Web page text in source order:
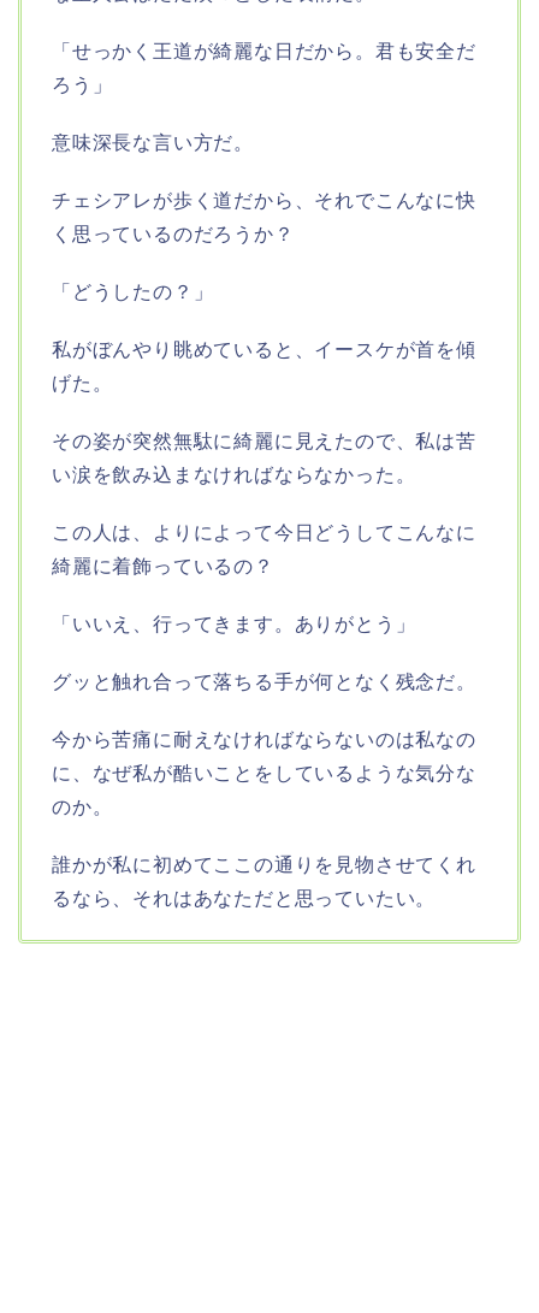
「せっかく王道が綺麗な日だから。君も安全だ
ろう」
意味深長な言い方だ。
チェシアレが歩く道だから、それでこんなに快
く思っているのだろうか？
「どうしたの？」
私がぼんやり眺めていると、イースケが首を傾
げた。
その姿が突然無駄に綺麗に見えたので、私は苦
い涙を飲み込まなければならなかった。
この人は、よりによって今日どうしてこんなに
綺麗に着飾っているの？
「いいえ、行ってきます。ありがとう」
グッと触れ合って落ちる手が何となく残念だ。
今から苦痛に耐えなければならないのは私なの
に、なぜ私が酷いことをしているような気分な
のか。
誰かが私に初めてここの通りを見物させてくれ
るなら、それはあなただと思っていたい。